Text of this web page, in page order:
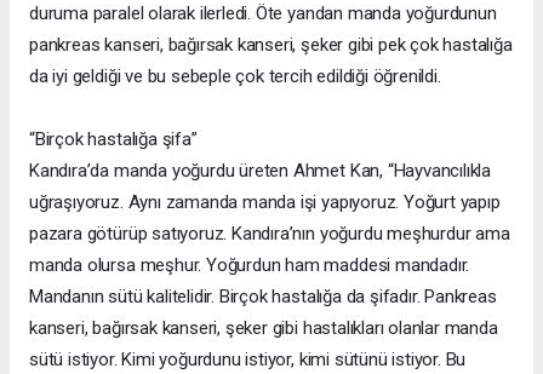
duruma paralel olarak ilerledi. Öte yandan manda yoğurdunun
pankreas kanseri, bağırsak kanseri, şeker gibi pek çok hastalığa
da iyi geldiği ve bu sebeple çok tercih edildiği öğrenildi.
“Birçok hastalığa şifa”
Kandıra’da manda yoğurdu üreten Ahmet Kan, “Hayvancılıkla
uğraşıyoruz. Aynı zamanda manda işi yapıyoruz. Yoğurt yapıp
pazara götürüp satıyoruz. Kandıra’nın yoğurdu meşhurdur ama
manda olursa meşhur. Yoğurdun ham maddesi mandadır.
Mandanın sütü kalitelidir. Birçok hastalığa da şifadır. Pankreas
kanseri, bağırsak kanseri, şeker gibi hastalıkları olanlar manda
sütü istiyor. Kimi yoğurdunu istiyor, kimi sütünü istiyor. Bu